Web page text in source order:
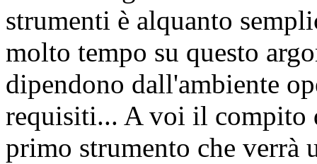
strumenti è alquanto
molto tempo su questo
dipendono dall'ambiente
requisiti... A voi il compito
primo strumento che verrà